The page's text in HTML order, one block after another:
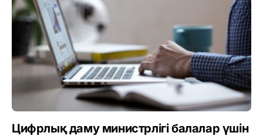
Цифрлық даму министрлігі балалар үшін